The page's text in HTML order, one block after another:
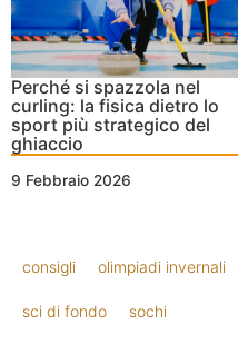
Perché si spazzola nel
curling: la fisica dietro lo
sport più strategico del
ghiaccio
9 Febbraio 2026
consigli olimpiadi invernali
sci di fondo sochi